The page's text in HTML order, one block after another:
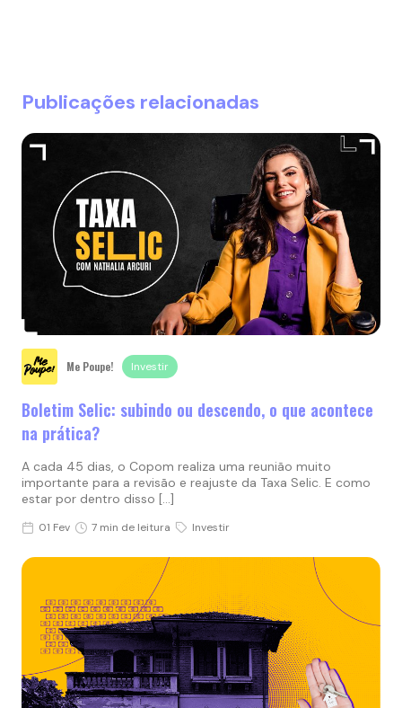
Publicações relacionadas
Me Poupe! Investir
Boletim Selic: subindo ou descendo, o que acontece
na prática?
A cada 45 dias, o Copom realiza uma reunião muito
importante para a revisão e reajuste da Taxa Selic. E como
estar por dentro disso […]
01 Fev 7 min de leitura Investir